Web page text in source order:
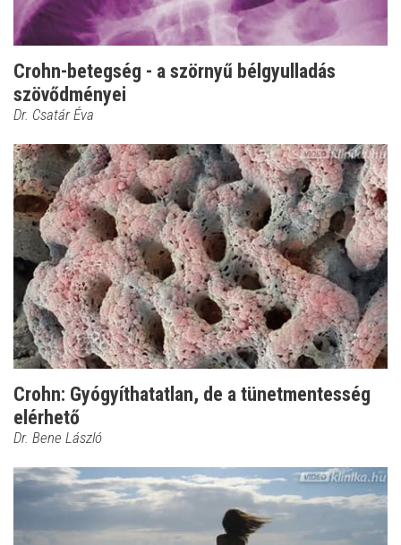
Crohn-betegség - a szörnyű bélgyulladás
szövődményei
Dr. Csatár Éva
Crohn: Gyógyíthatatlan, de a tünetmentesség
elérhető
Dr. Bene László